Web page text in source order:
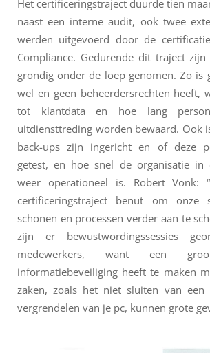
Het certificeringstraject duurde tien
naast een interne audit, ook twee
werden uitgevoerd door de
Compliance. Gedurende dit traject
grondig onder de loep genomen. Zo is
wel en geen beheerdersrechten heeft,
tot klantdata en hoe lang
uitdiensttreding worden bewaard. Ook
back-ups zijn ingericht en of deze
getest, en hoe snel de organisatie in
weer operationeel is. Robert Vonk:
certificeringstraject benut om onze
schonen en processen verder aan te
zijn er bewustwordingssessies
medewerkers, want een
informatiebeveiliging heeft te maken
zaken, zoals het niet sluiten van
vergrendelen van je pc, kunnen grote